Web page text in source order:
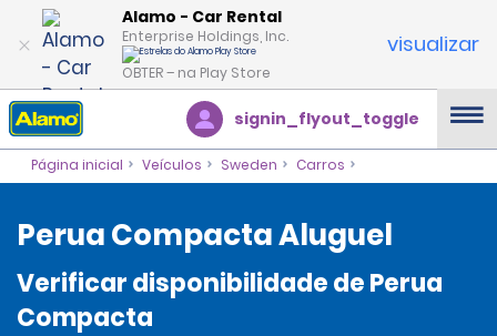
Alamo - Car Rental
Enterprise Holdings, Inc.
OBTER – na Play Store
visualizar
signin_flyout_toggle
Página inicial Veículos Sweden Carros
Perua Compacta Aluguel
Verificar disponibilidade de Perua
Compacta